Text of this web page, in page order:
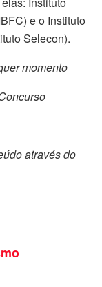
e o Instituto
Selecon).
momento
através do